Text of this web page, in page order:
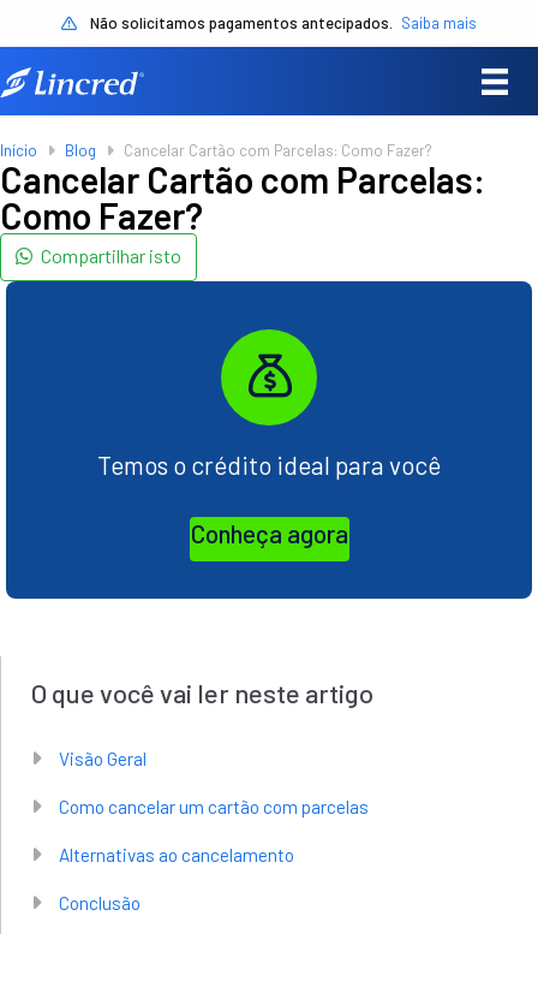
Não solicitamos pagamentos antecipados. Saiba mais
Início Blog Cancelar Cartão com Parcelas: Como Fazer?
Cancelar Cartão com Parcelas:
Como Fazer?
Compartilhar isto
Temos o crédito ideal para você
Conheça agora
O que você vai ler neste artigo
Visão Geral
Como cancelar um cartão com parcelas
Alternativas ao cancelamento
Conclusão